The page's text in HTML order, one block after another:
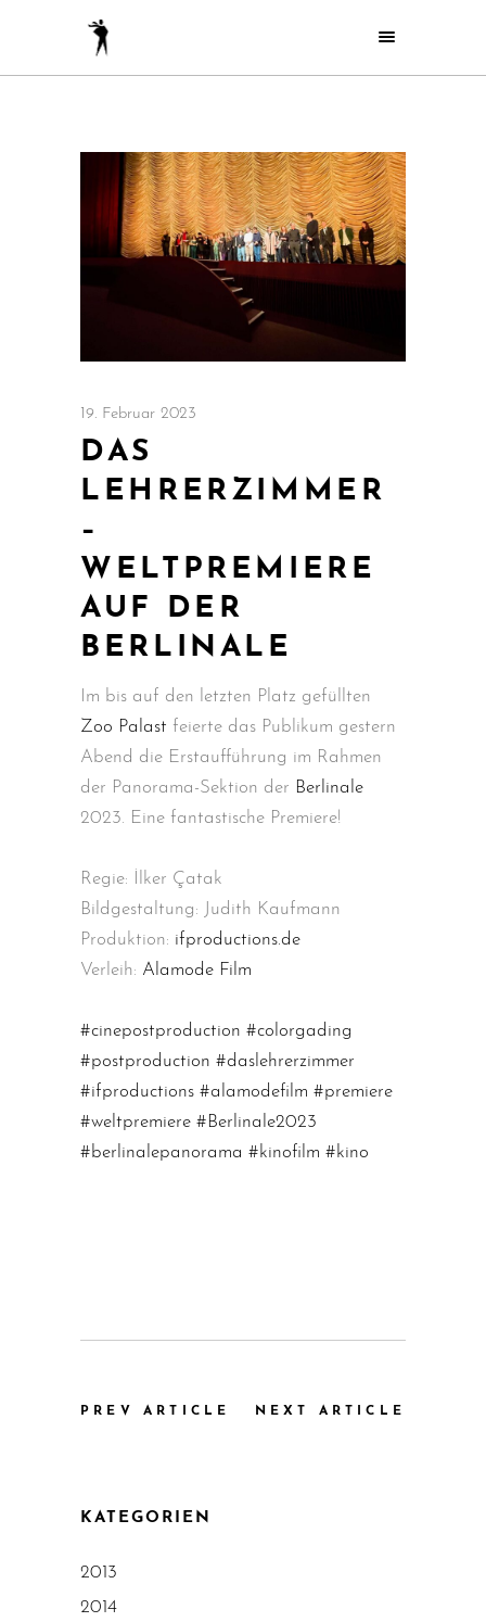
19. Februar 2023
DAS
LEHRERZIMMER
–
WELTPREMIERE
AUF DER
BERLINALE
Im bis auf den letzten Platz gefüllten
Zoo Palast feierte das Publikum gestern
Abend die Erstaufführung im Rahmen
der Panorama-Sektion der Berlinale
2023. Eine fantastische Premiere!
Regie: İlker Çatak
Bildgestaltung: Judith Kaufmann
Produktion: ifproductions.de
Verleih: Alamode Film
#cinepostproduction #colorgading
#postproduction #daslehrerzimmer
#ifproductions #alamodefilm #premiere
#weltpremiere #Berlinale2023
#berlinalepanorama #kinofilm #kino
PREV ARTICLE NEXT ARTICLE
KATEGORIEN
2013
2014